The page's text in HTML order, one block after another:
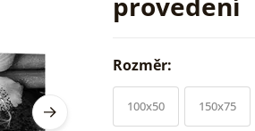
Rozměr:
100x50 150x75